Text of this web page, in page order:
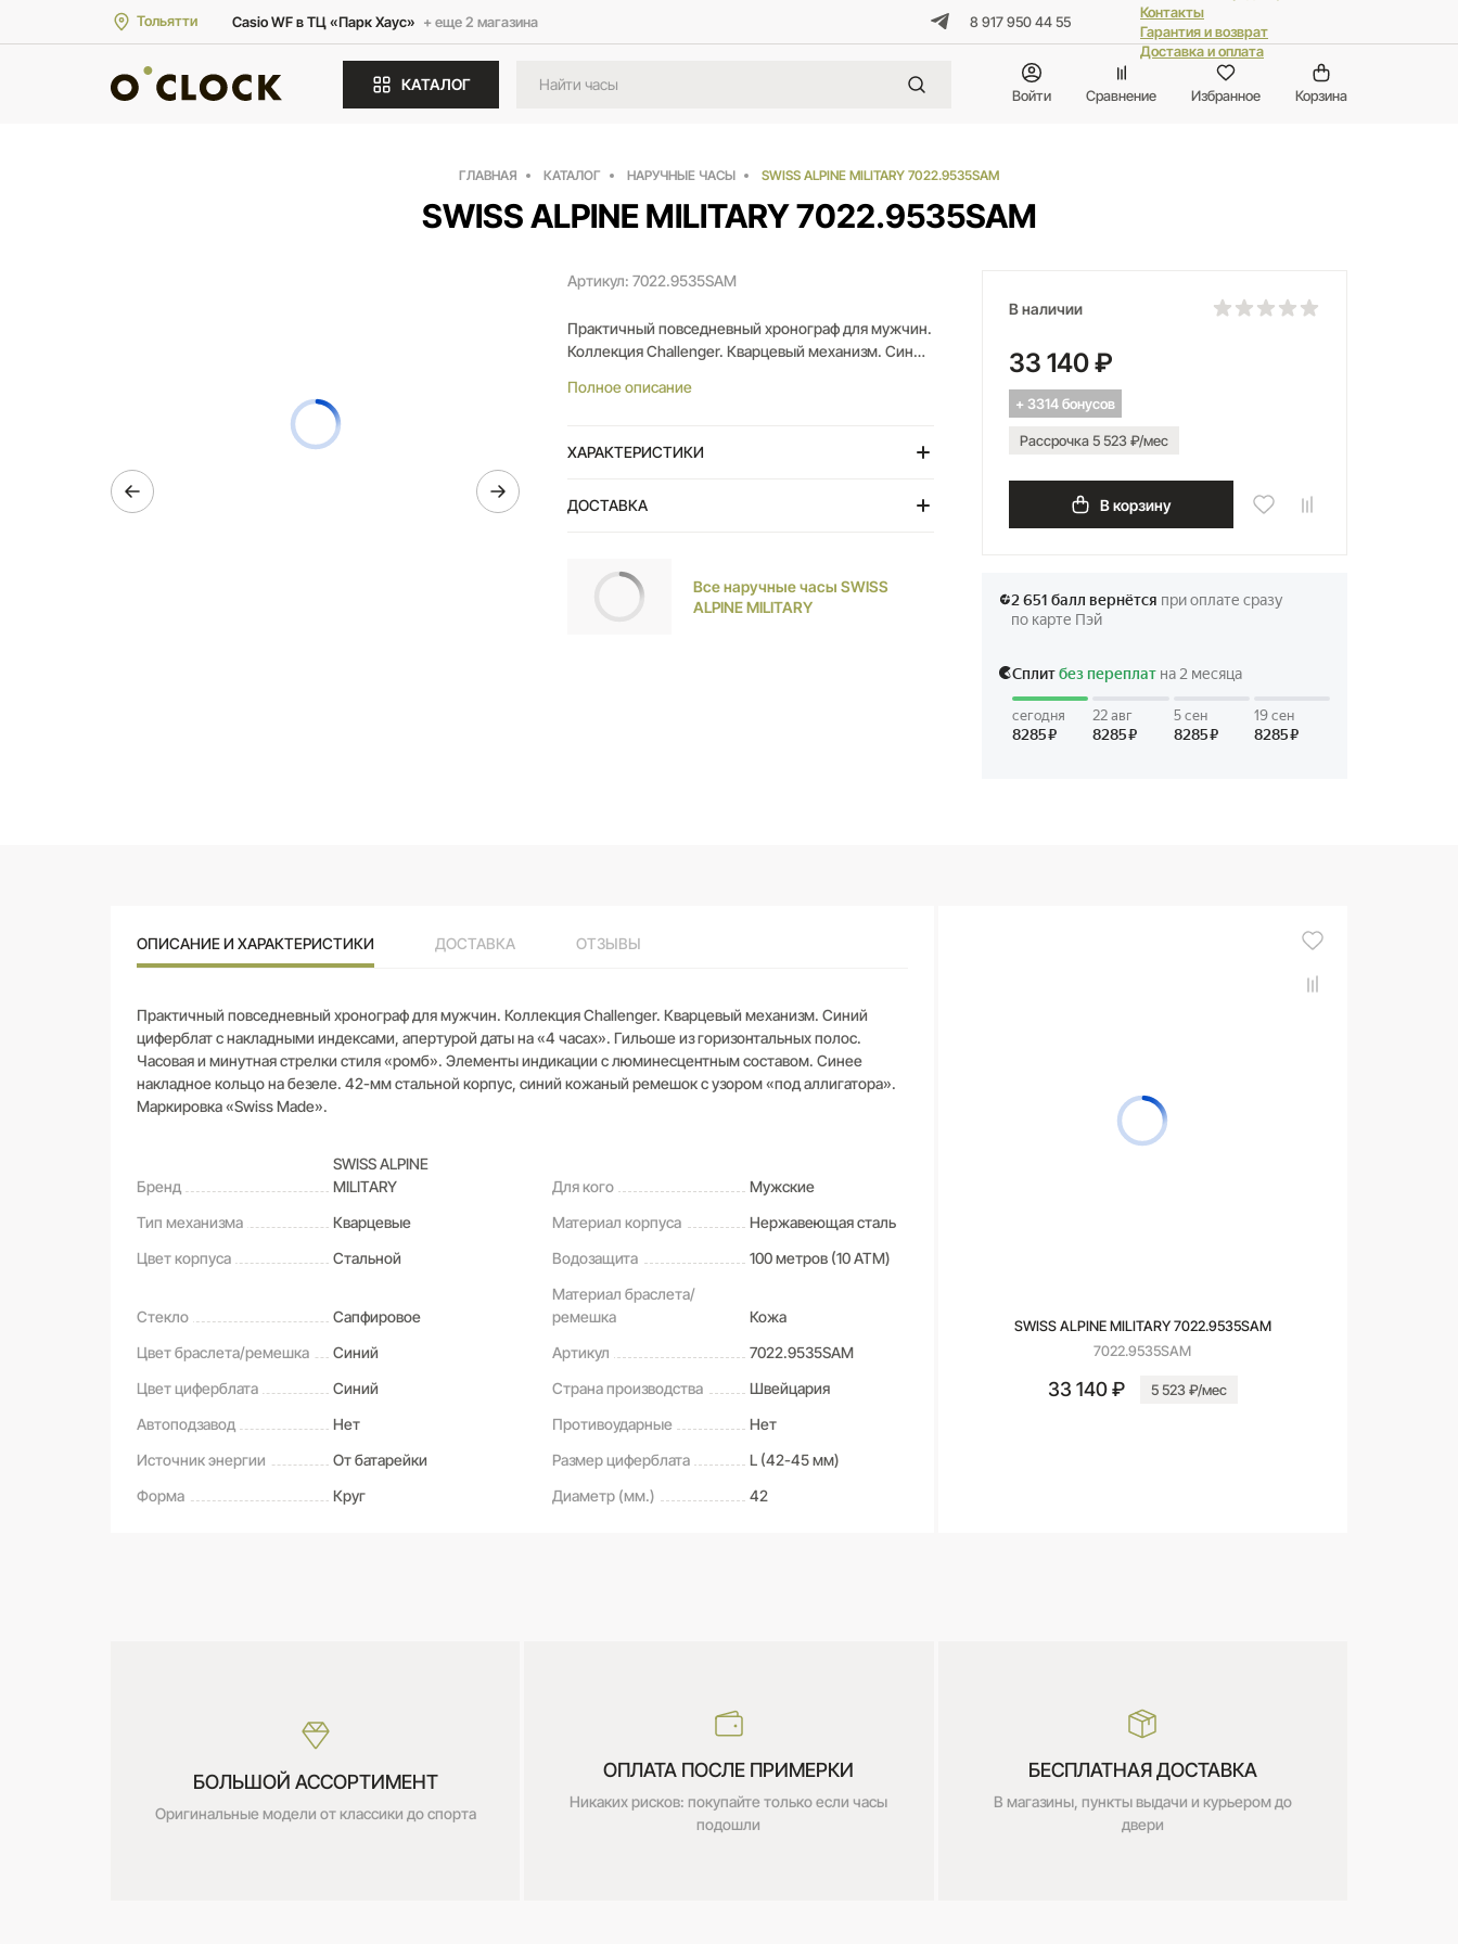
Тольятти Casio WF в ТЦ «Парк Хаус» + еще 2 магазина 8 917 950 44 55
Контакты
Гарантия и возврат
Доставка и оплата
КАТАЛОГ
Войти Сравнение Избранное Корзина
ГЛАВНАЯ КАТАЛОГ НАРУЧНЫЕ ЧАСЫ SWISS ALPINE MILITARY 7022.9535SAM
SWISS ALPINE MILITARY 7022.9535SAM
Артикул: 7022.9535SAM
Практичный повседневный хронограф для мужчин.
Коллекция Challenger. Кварцевый механизм. Синий
даты на «4 часах». Гильоше из горизонтальных
Элементы индикации с люминесцентным
составом. Синее накладное кольцо на безеле. 42-
узором «под аллигатора». Маркировка «Swiss
Полное описание
ХАРАКТЕРИСТИКИ
ДОСТАВКА
Все наручные часы SWISS
ALPINE MILITARY
В наличии
33 140 ₽
+ 3314 бонусов
Рассрочка 5 523 ₽/мес
В корзину
ОПИСАНИЕ И ХАРАКТЕРИСТИКИ ДОСТАВКА ОТЗЫВЫ
Практичный повседневный хронограф для мужчин. Коллекция Challenger. Кварцевый механизм. Синий
циферблат с накладными индексами, апертурой даты на «4 часах». Гильоше из горизонтальных полос.
Часовая и минутная стрелки стиля «ромб». Элементы индикации с люминесцентным составом. Синее
накладное кольцо на безеле. 42-мм стальной корпус, синий кожаный ремешок с узором «под аллигатора».
Маркировка «Swiss Made».
Бренд
SWISS ALPINE
MILITARY
Для кого
Мужские
Тип механизма
Кварцевые Материал корпуса
Нержавеющая сталь
Цвет корпуса
Стальной Водозащита 100 метров (10 ATM)
Стекло Сапфировое
Материал браслета/
ремешка
Кожа
Цвет браслета/ремешка
Синий Артикул
7022.9535SAM
Цвет циферблата
Синий Страна производства
Швейцария
Автоподзавод
Нет Противоударные
Нет
Источник энергии
От батарейки Размер циферблата
L (42-45 мм)
Форма
Круг Диаметр (мм.) 42
SWISS ALPINE MILITARY 7022.9535SAM
7022.9535SAM
33 140 ₽ 5 523 ₽/мес
БОЛЬШОЙ АССОРТИМЕНТ
Оригинальные модели от классики до спорта
ОПЛАТА ПОСЛЕ ПРИМЕРКИ
Никаких рисков: покупайте только если часы
подошли
БЕСПЛАТНАЯ ДОСТАВКА
В магазины, пункты выдачи и курьером до
двери